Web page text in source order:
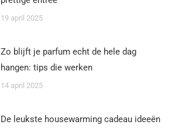
19 april 2025
Zo blijft je parfum echt de hele dag
hangen: tips die werken
14 april 2025
De leukste housewarming cadeau ideeën